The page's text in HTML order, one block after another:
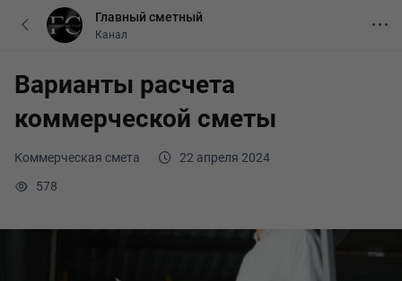
Коммерческая смета
22 апреля 2024
578
Варианты расчета
коммерческой сметы
Главный сметный
Канал